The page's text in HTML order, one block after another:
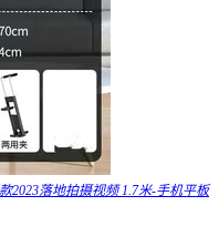
2023落地拍摄视频 1.7米-手机平板